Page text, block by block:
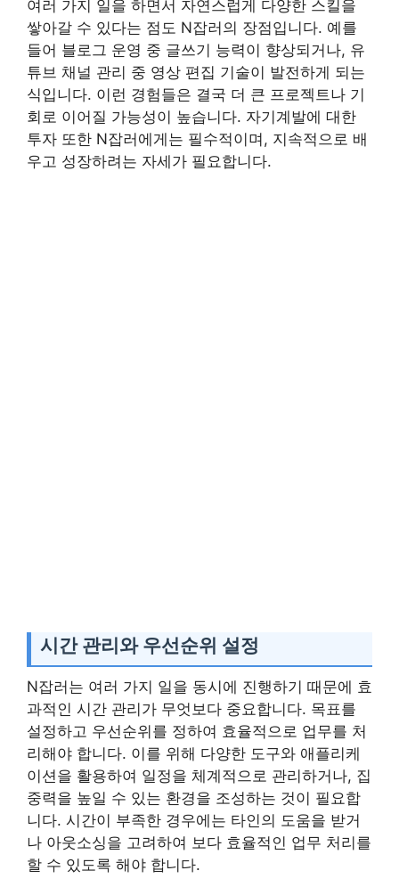
여러 가지 일을 하면서 자연스럽게 다양한 스킬을
쌓아갈 수 있다는 점도 N잡러의 장점입니다. 예를
들어 블로그 운영 중 글쓰기 능력이 향상되거나, 유
튜브 채널 관리 중 영상 편집 기술이 발전하게 되는
식입니다. 이런 경험들은 결국 더 큰 프로젝트나 기
회로 이어질 가능성이 높습니다. 자기계발에 대한
투자 또한 N잡러에게는 필수적이며, 지속적으로 배
우고 성장하려는 자세가 필요합니다.
시간 관리와 우선순위 설정
N잡러는 여러 가지 일을 동시에 진행하기 때문에 효
과적인 시간 관리가 무엇보다 중요합니다. 목표를
설정하고 우선순위를 정하여 효율적으로 업무를 처
리해야 합니다. 이를 위해 다양한 도구와 애플리케
이션을 활용하여 일정을 체계적으로 관리하거나, 집
중력을 높일 수 있는 환경을 조성하는 것이 필요합
니다. 시간이 부족한 경우에는 타인의 도움을 받거
나 아웃소싱을 고려하여 보다 효율적인 업무 처리를
할 수 있도록 해야 합니다.